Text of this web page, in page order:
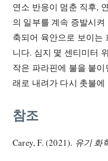
연소 반응이 멈춘 직후,
의 일부를 계속 증발시
축되어 육안으로 보이는
니다. 심지 몇 센티미터
작은 파라핀에 불을 붙
래로 내려가 다시 촛불
참조
Carey, F. (2021). 유기 화